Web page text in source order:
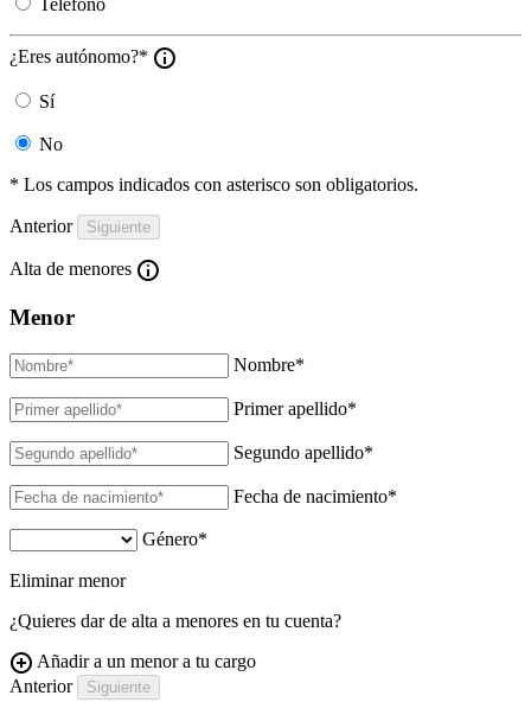
Teléfono
¿Eres autónomo?*
Sí
No
* Los campos indicados con asterisco son obligatorios.
Anterior
Alta de menores
Menor
Nombre*
Primer apellido*
Segundo apellido*
Fecha de nacimiento*
Género*
Eliminar menor
¿Quieres dar de alta a menores en tu cuenta?
Añadir a un menor a tu cargo
Anterior